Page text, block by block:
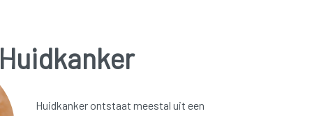
Huidkanker
Huidkanker ontstaat meestal uit een